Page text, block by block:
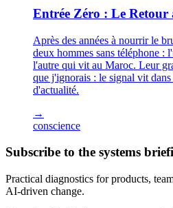
Entrée Zéro : Le Retour
Après des années à nourrir le
deux hommes sans téléphone :
l'autre qui vit au Maroc. Leur
que j'ignorais : le signal vit
d'actualité.
→
conscience
Subscribe to the systems
Practical diagnostics for products,
AI-driven change.